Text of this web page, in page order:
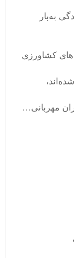
بە‌بار
کشاورزی
مهربانی…